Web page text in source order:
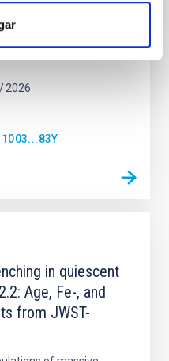
magnetic
2026
in quiescent
Age, Fe-, and
from JWST-